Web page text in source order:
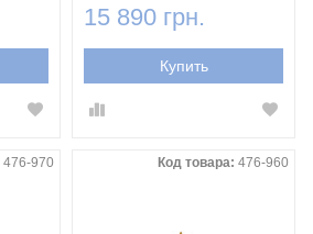
15 890 грн.
Купить
476-970 Код товара: 476-960